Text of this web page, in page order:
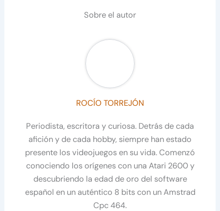
Sobre el autor
ROCÍO TORREJÓN
Periodista, escritora y curiosa. Detrás de cada
afición y de cada hobby, siempre han estado
presente los videojuegos en su vida. Comenzó
conociendo los orígenes con una Atari 2600 y
descubriendo la edad de oro del software
español en un auténtico 8 bits con un Amstrad
Cpc 464.